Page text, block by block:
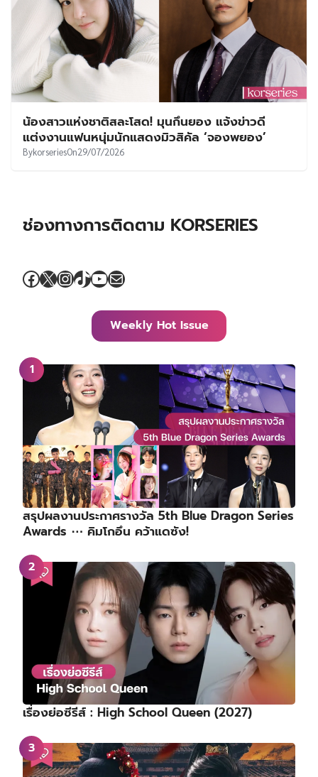
น้องสาวแห่งชาติสละโสด! มุนกึนยอง แจ้งข่าวดี
แต่งงานแฟนหนุ่มนักแสดงมิวสิคัล ‘จองพยอง’
BykorseriesOn29/07/2026
ช่องทางการติดตาม KORSERIES
Facebook
X Instagram
TikTok
YouTube
Mail
Weekly Hot Issue
สรุปผลงานประกาศรางวัล 5th Blue Dragon Series
Awards ⋯ คิมโกอึน คว้าแดซัง!
เรื่องย่อซีรีส์ : High School Queen (2027)